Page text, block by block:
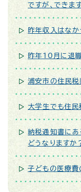
ですが、できま
昨年収入はな
昨年10月に退
浦安市の住民
大学生でも住民
納税通知書に
どうなりますか
子どもの医療